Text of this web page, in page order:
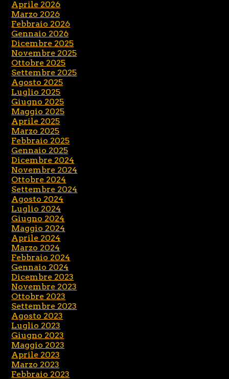
Aprile 2026
Marzo 2026
Febbraio 2026
Gennaio 2026
Dicembre 2025
Novembre 2025
Ottobre 2025
Settembre 2025
Agosto 2025
Luglio 2025
Giugno 2025
Maggio 2025
Aprile 2025
Marzo 2025
Febbraio 2025
Gennaio 2025
Dicembre 2024
Novembre 2024
Ottobre 2024
Settembre 2024
Agosto 2024
Luglio 2024
Giugno 2024
Maggio 2024
Aprile 2024
Marzo 2024
Febbraio 2024
Gennaio 2024
Dicembre 2023
Novembre 2023
Ottobre 2023
Settembre 2023
Agosto 2023
Luglio 2023
Giugno 2023
Maggio 2023
Aprile 2023
Marzo 2023
Febbraio 2023